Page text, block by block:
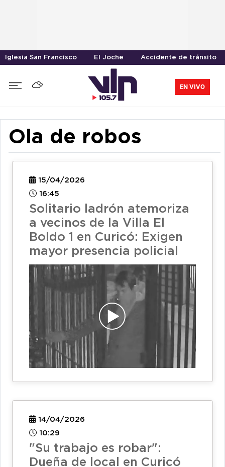
Iglesia San Francisco El Joche Accidente de tránsito
EN VIVO
Ola de robos
15/04/2026
16:45
Solitario ladrón atemoriza
a vecinos de la Villa El
Boldo 1 en Curicó: Exigen
mayor presencia policial
14/04/2026
10:29
"Su trabajo es robar":
Dueña de local en Curicó